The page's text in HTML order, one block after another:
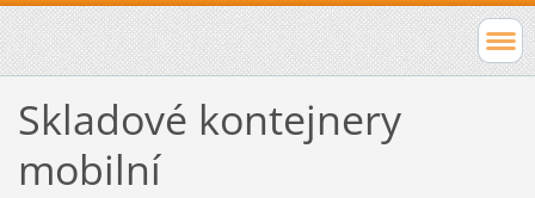
Skladové kontejnery
mobilní